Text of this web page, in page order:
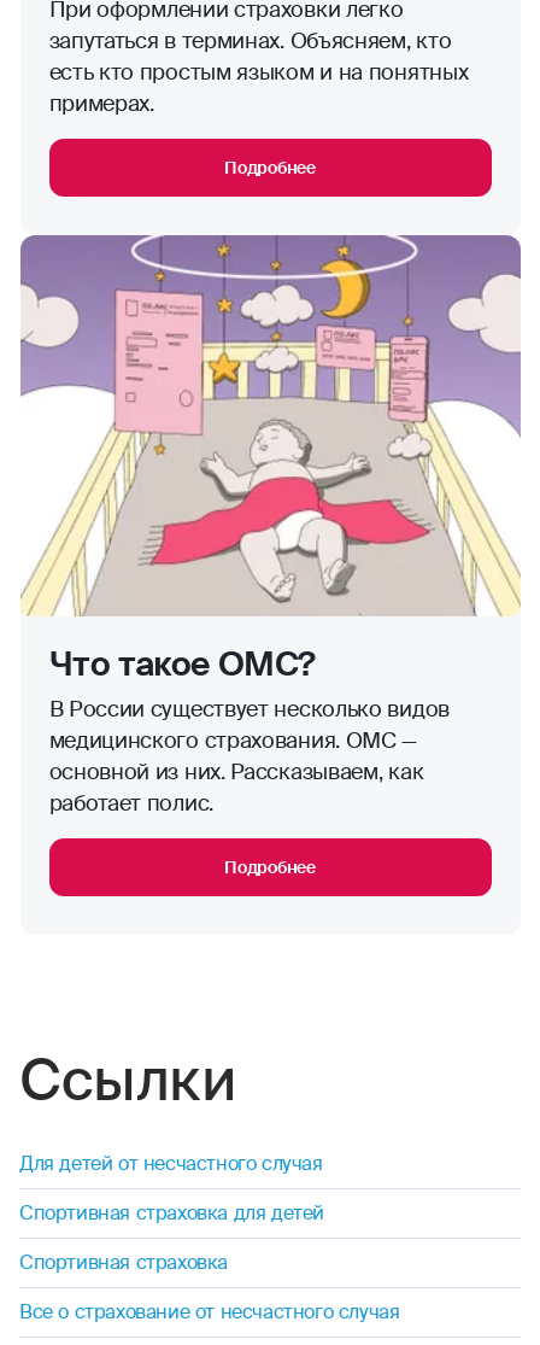
При оформлении страховки легко
запутаться в терминах. Объясняем, кто
есть кто простым языком и на понятных
примерах.
Подробнее
Что такое ОМС?
В России существует несколько видов
медицинского страхования. ОМС —
основной из них. Рассказываем, как
работает полис.
Подробнее
Ссылки
Для детей от несчастного случая
Спортивная страховка для детей
Спортивная страховка
Все о страхование от несчастного случая